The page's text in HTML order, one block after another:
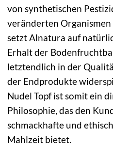
von synthetischen
veränderten Organismen
setzt Alnatura auf
Erhalt der
letztendlich in der
der Endprodukte
Nudel Topf ist somit ein
Philosophie, das den
schmackhafte und
Mahlzeit bietet.